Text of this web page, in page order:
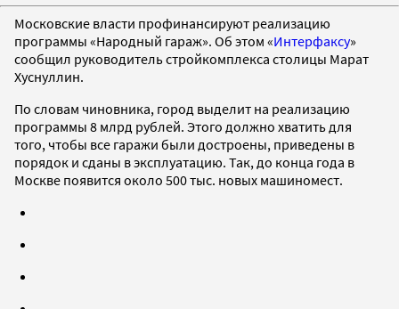
Московские власти профинансируют реализацию
программы «Народный гараж». Об этом «Интерфаксу»
сообщил руководитель стройкомплекса столицы Марат
Хуснуллин.
По словам чиновника, город выделит на реализацию
программы 8 млрд рублей. Этого должно хватить для
того, чтобы все гаражи были достроены, приведены в
порядок и сданы в эксплуатацию. Так, до конца года в
Москве появится около 500 тыс. новых машиномест.